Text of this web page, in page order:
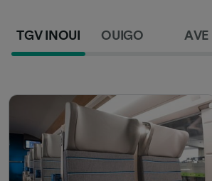
TGV INOUI OUIGO AVE